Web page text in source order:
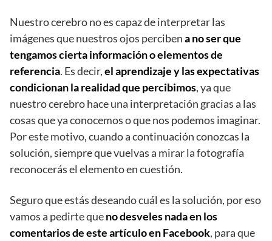
Nuestro cerebro no es capaz de interpretar las
imágenes que nuestros ojos percibena no ser que
tengamos cierta información o elementos de
referencia. Es decir,el aprendizaje y las expectativas
condicionan la realidad que percibimos, ya que
nuestro cerebro hace una interpretación gracias a las
cosas que ya conocemos o que nos podemos imaginar.
Por este motivo, cuando a continuación conozcas la
solución, siempre que vuelvas a mirar la fotografía
reconocerás el elemento en cuestión.
Seguro que estás deseando cuál es la solución, por eso
vamos a pedirte queno desveles nada en los
comentarios de este artículo en Facebook, para que